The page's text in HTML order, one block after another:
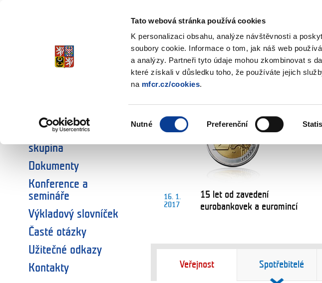
Tato webová stránka používá cookies
K personalizaci obsahu, analýze návštěvnosti a
soubory cookie. Informace o tom, jak náš web
a analýzy. Partneři tyto údaje mohou zkombinovat s
které získali v důsledku toho, že používáte jejich
na mfcr.cz/cookies.
souhlasu
Nutné Preferenční
Úvodní stránka
republika
skupina
Dokumenty
Konference a
semináře
Výkladový slovníček
Časté otázky
Užitečné odkazy
Kontakty
NEPŘEHLÉDNĚTE
16. 1.
2017
15 let od zavedení
eurobankovek a euromincí
Veřejnost Spotřebitelé